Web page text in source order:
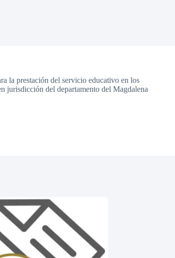
la prestación del servicio educativo en los
jurisdicción del departamento del Magdalena